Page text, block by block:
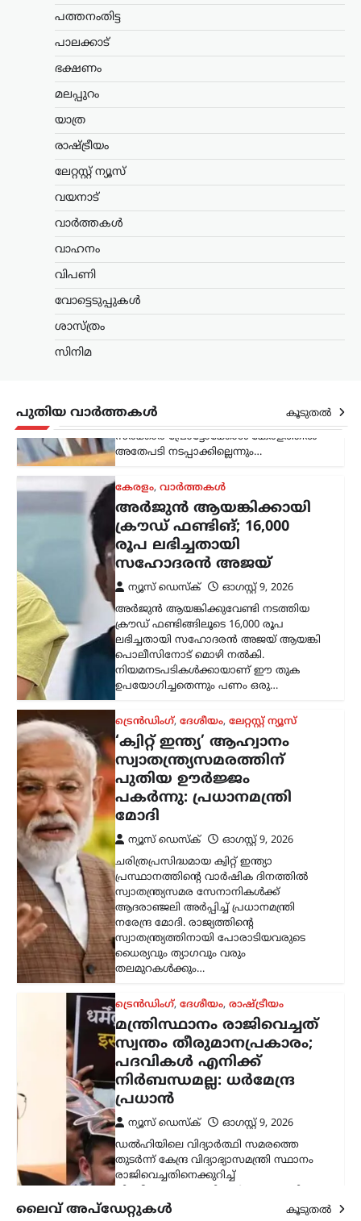
പത്തനംതിട്ട
പാലക്കാട്
ഭക്ഷണം
മലപ്പുറം
യാത്ര
രാഷ്ട്രീയം
ലേറ്റസ്റ്റ് ന്യൂസ്
വയനാട്
വാർത്തകൾ
വാഹനം
വിപണി
വോട്ടെടുപ്പുകൾ
ശാസ്ത്രം
സിനിമ
പുതിയ വാർത്തകൾ കൂടുതൽ
വന്ദേമാതരം മുഴുവനായി
പാടണമെന്ന സർക്കുലർ;
സ്വാതന്ത്ര്യദിനാഘോഷങ്ങളുടെ ഭാഗമായി
സെക്രട്ടറിയുടെ സർക്കുലറിനെതിരെ
പ്രതികരിച്ച് മന്ത്രി കെ. മുരളീധരൻ. കേന്ദ്ര
സർക്കാർ പ്രോട്ടോക്കോൾ കേരളത്തിൽ
കേരളം,വാർത്തകൾ
അർജുൻ ആയങ്കിക്കായി
രൂപ ലഭിച്ചതായി
സഹോദരൻ അജയ്
ന്യൂസ് ഡെസ്ക്
ഓഗസ്റ്റ്‌ 9, 2026
പൊലീസിനോട് മൊഴി നൽകി.
നിയമനടപടികൾക്കായാണ് ഈ തുക
ഉപയോഗിച്ചതെന്നും പണം ഒരു…
ട്രെൻഡിംഗ്
‘ക്വിറ്റ് ഇന്ത്യ’ ആഹ്വാനം
സ്വാതന്ത്ര്യസമരത്തിന്
പുതിയ ഊർജ്ജം
പകർന്നു: പ്രധാനമന്ത്രി
മോദി
ന്യൂസ് ഡെസ്ക്
ഓഗസ്റ്റ്‌ 9, 2026
ചരിത്രപ്രസിദ്ധമായ ക്വിറ്റ് ഇന്ത്യാ
പ്രസ്ഥാനത്തിന്റെ വാർഷിക ദിനത്തിൽ
സ്വാതന്ത്ര്യസമര സേനാനികൾക്ക്
ആദരാഞ്ജലി അർപ്പിച്ച് പ്രധാനമന്ത്രി
നരേന്ദ്ര മോദി. രാജ്യത്തിന്റെ
സ്വാതന്ത്ര്യത്തിനായി പോരാടിയവരുടെ
തലമുറകൾക്കും…
ട്രെൻഡിംഗ്,ദേശീയം,രാഷ്ട്രീയം
മന്ത്രിസ്ഥാനം രാജിവെച്ചത്
സ്വന്തം തീരുമാനപ്രകാരം;
പദവികൾ എനിക്ക്
നിർബന്ധമല്ല: ധർമേന്ദ്ര
പ്രധാൻ
ന്യൂസ് ഡെസ്ക്
ഓഗസ്റ്റ്‌ 9, 2026
ഡൽഹിയിലെ വിദ്യാർത്ഥി സമരത്തെ
തുടർന്ന് കേന്ദ്ര വിദ്യാഭ്യാസമന്ത്രി സ്ഥാനം
രാജിവെച്ചതിനെക്കുറിച്ച്
വിശദീകരണവുമായി മുൻ കേന്ദ്രമന്ത്രി
ധർമ്മേന്ദ്ര പ്രധാൻ. രാജി പ്രഖ്യാപിച്ച് രണ്ട്
ആഴ്ചകൾക്ക് ശേഷമാണ് അദ്ദേഹം
കേരളം,തിരുവനന്തപുരം,ലേറ്റസ്റ്റ് ന്യൂസ്
വന്ദേമാതരം മുഴുവനായി
പാടണമെന്ന സർക്കുലർ;
സർക്കാർ നിലപാടല്ലെന്ന്
മന്ത്രി കെ. മുരളീധരൻ
ന്യൂസ് ഡെസ്ക്
ഓഗസ്റ്റ്‌ 9, 2026
സ്വാതന്ത്ര്യദിനാഘോഷങ്ങളുടെ ഭാഗമായി
നടക്കുന്ന ചടങ്ങുകളിൽ വന്ദേമാതരം
പൂർണമായും ആലപിക്കണമെന്ന ചീഫ്
പ്രതികരിച്ച് മന്ത്രി കെ. മുരളീധരൻ. കേന്ദ്ര
ലൈവ് അപ്‌ഡേറ്റുകൾ കൂടുതൽ